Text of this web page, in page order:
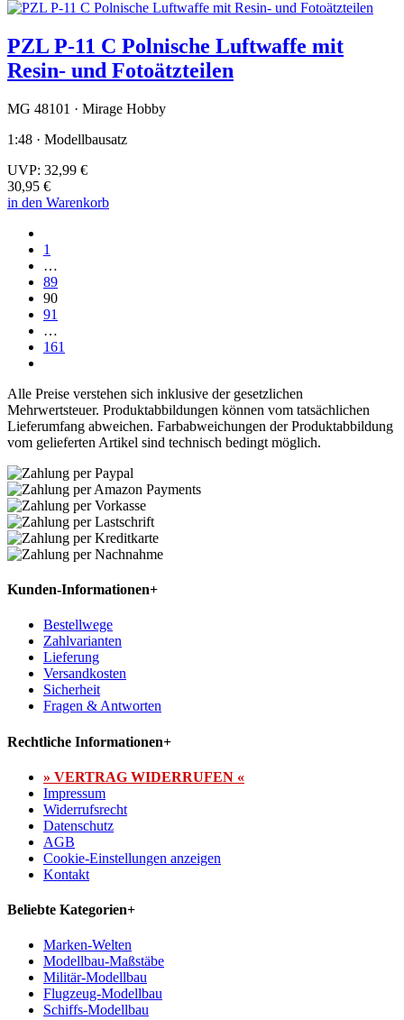
PZL P-11 C Polnische Luftwaffe mit
Resin- und Fotoätzteilen
MG 48101 · Mirage Hobby
1:48 · Modellbausatz
UVP: 32,99 €
30,95 €
in den Warenkorb
1
…
89
90
91
…
161
Alle Preise verstehen sich inklusive der gesetzlichen
Mehrwertsteuer. Produktabbildungen können vom tatsächlichen
Lieferumfang abweichen. Farbabweichungen der Produktabbildung
vom gelieferten Artikel sind technisch bedingt möglich.
Kunden-Informationen+
Bestellwege
Zahlvarianten
Lieferung
Versandkosten
Sicherheit
Fragen & Antworten
Rechtliche Informationen+
» VERTRAG WIDERRUFEN «
Impressum
Widerrufsrecht
Datenschutz
AGB
Cookie-Einstellungen anzeigen
Kontakt
Beliebte Kategorien+
Marken-Welten
Modellbau-Maßstäbe
Militär-Modellbau
Flugzeug-Modellbau
Schiffs-Modellbau